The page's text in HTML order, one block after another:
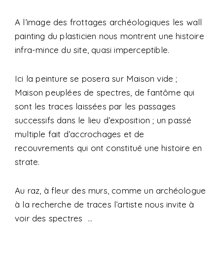
A l’image des frottages archéologiques les wall
painting du plasticien nous montrent une histoire
infra-mince du site, quasi imperceptible.
Ici la peinture se posera sur Maison vide ;
Maison peuplées de spectres, de fantôme qui
sont les traces laissées par les passages
successifs dans le lieu d’exposition ; un passé
multiple fait d’accrochages et de
recouvrements qui ont constitué une histoire en
strate.
Au raz, à fleur des murs, comme un archéologue
à la recherche de traces l’artiste nous invite à
voir des spectres …